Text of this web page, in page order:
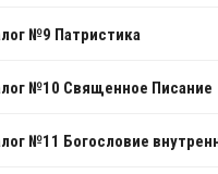
№9 Патристика
№10 Священное Писание
№11 Богословие